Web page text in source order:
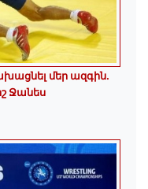
մեր ազգին.
Ջանես